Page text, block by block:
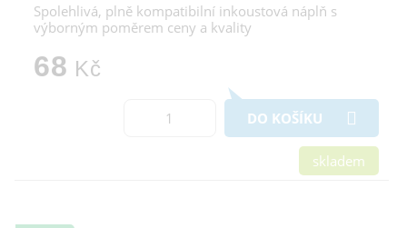
Spolehlivá, plně kompatibilní inkoustová náplň s
výborným poměrem ceny a kvality
68 Kč
DO KOŠÍKU
skladem